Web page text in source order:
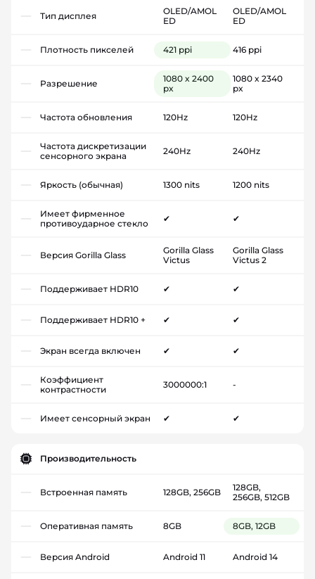
Тип дисплея
OLED/AMOL
ED
OLED/AMOL
ED
Плотность пикселей 421 ppi 416 ppi
Разрешение
1080 x 2400
px
1080 x 2340
px
Частота обновления 120Hz 120Hz
Частота дискретизации
сенсорного экрана
240Hz 240Hz
Яркость (обычная) 1300 nits 1200 nits
Имеет фирменное
противоударное стекло
✔ ✔
Версия Gorilla Glass
Gorilla Glass
Victus
Gorilla Glass
Victus 2
Поддерживает HDR10 ✔ ✔
Поддерживает HDR10 + ✔ ✔
Экран всегда включен ✔ ✔
Коэффициент
контрастности
3000000:1 -
Имеет сенсорный экран ✔ ✔
Производительность
Встроенная память 128GB, 256GB
128GB,
256GB, 512GB
Оперативная память 8GB 8GB, 12GB
Версия Android Android 11 Android 14